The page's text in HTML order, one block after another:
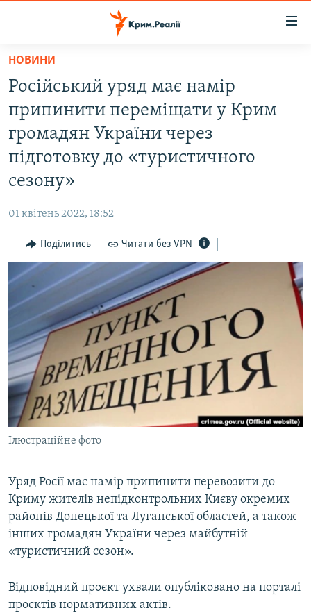
Перейти
основного
матеріалу
Перейти
до
основної
навігації
до
ВІДЕО ТА ФОТО
ПОЛІТИКА
БЛОГИ
ВСЕ ЗА ДЕНЬ
СПЕЦПРОЕКТИ
ДЕПОРТАЦІЯ
ВІДЕОУРОКИ «ELIFBE»
СВІДЧЕННЯ ОКУПАЦІЇ
УКРАЇНСЬКА ПРОБЛЕМА КРИМУ
ІНФОГРАФІКА
ЯК ОБІЙТИ БЛОКУВАННЯ
Русский
Qırımtatar
ДОЛУЧАЙСЯ!
НОВИНИ
Російський уряд має намір
припинити переміщати у Крим
громадян України через
підготовку до «туристичного
сезону»
01 квітень 2022, 18:52
Поділитись Читати без VPN
Ілюстраційне фото
Уряд Росії має намір припинити перевозити до
Криму жителів непідконтрольних Києву окремих
районів Донецької та Луганської областей, а також
інших громадян України через майбутній
«туристичний сезон».
Відповідний проєкт ухвали опубліковано на порталі
проєктів нормативних актів.